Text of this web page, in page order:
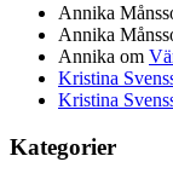
Annika
Annika
Annika om
Kristina
Kristina
Kategorier